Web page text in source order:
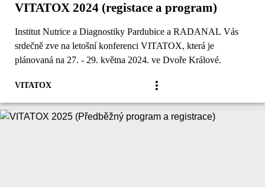
VITATOX 2024 (registace a program)
Institut Nutrice a Diagnostiky Pardubice a RADANAL Vás
srdečně zve na letošní konferenci VITATOX, která je
plánovaná na 27. - 29. května 2024. ve Dvoře Králové.
VITATOX